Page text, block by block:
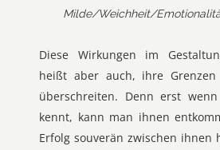
Milde/Weichheit/
Diese Wirkungen im
heißt aber auch, ihre
überschreiten. Denn erst
kennt, kann man ihnen
Erfolg souverän zwischen